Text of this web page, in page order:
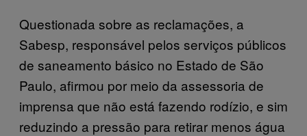
Questionada sobre as reclamações, a
Sabesp, responsável pelos serviços públicos
de saneamento básico no Estado de São
Paulo, afirmou por meio da assessoria de
imprensa que não está fazendo rodízio, e sim
reduzindo a pressão para retirar menos água